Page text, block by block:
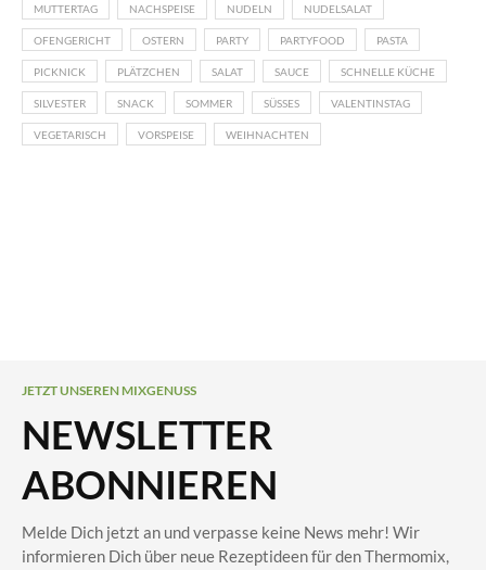
MUTTERTAG NACHSPEISE NUDELN NUDELSALAT
OFENGERICHT OSTERN PARTY PARTYFOOD PASTA
PICKNICK PLÄTZCHEN SALAT SAUCE SCHNELLE KÜCHE
SILVESTER SNACK SOMMER SÜSSES VALENTINSTAG
VEGETARISCH VORSPEISE WEIHNACHTEN
JETZT UNSEREN MIXGENUSS
NEWSLETTER
ABONNIEREN
Melde Dich jetzt an und verpasse keine News mehr! Wir
informieren Dich über neue Rezeptideen für den Thermomix,